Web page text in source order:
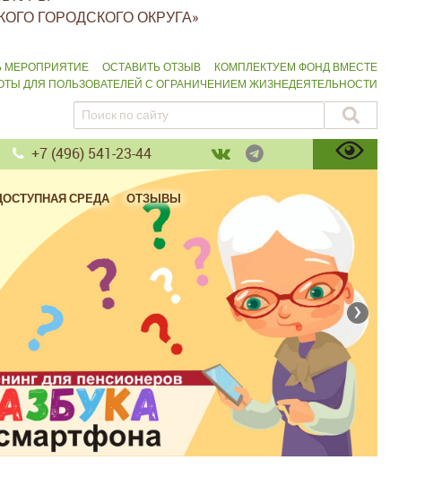
ГОРОДСКОГО ОКРУГА»
МЕРОПРИЯТИЕ ОСТАВИТЬ ОТЗЫВ
КОМПЛЕКТУЕМ ФОНД ВМЕСТЕ
ДЛЯ ПОЛЬЗОВАТЕЛЕЙ С ОГРАНИЧЕНИЕМ ЖИЗНЕДЕЯТЕЛЬНОСТИ
, +7 (496) 541-23-44
СРЕДА ОТЗЫВЫ
›